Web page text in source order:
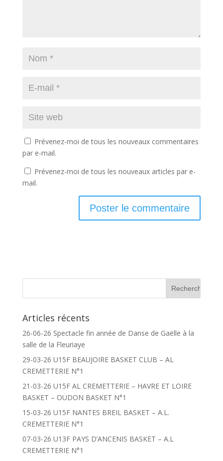
Prévenez-moi de tous les nouveaux commentaires
par e-mail.
Prévenez-moi de tous les nouveaux articles par e-
mail.
Articles récents
26-06-26 Spectacle fin année de Danse de Gaëlle à la
salle de la Fleuriaye
29-03-26 U15F BEAUJOIRE BASKET CLUB – AL
CREMETTERIE N°1
21-03-26 U15F AL CREMETTERIE – HAVRE ET LOIRE
BASKET – OUDON BASKET N°1
15-03-26 U15F NANTES BREIL BASKET – A.L.
CREMETTERIE N°1
07-03-26 U13F PAYS D’ANCENIS BASKET – A.L
CREMETTERIE N°1